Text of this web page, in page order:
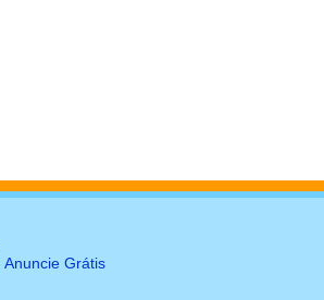
Anuncie Grátis